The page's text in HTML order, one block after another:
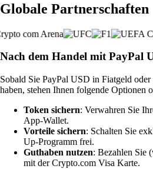
Globale Partnerschaften
Nach dem Handel mit PayPal
Sobald Sie PayPal USD in Fiatgeld oder
haben, stehen Ihnen folgende Optionen
Token sichern: Verwahren Sie
App-Wallet.
Vorteile sichern: Schalten Sie
Up-Programm frei.
Guthaben nutzen: Bezahlen Sie
mit der Crypto.com Visa Karte.